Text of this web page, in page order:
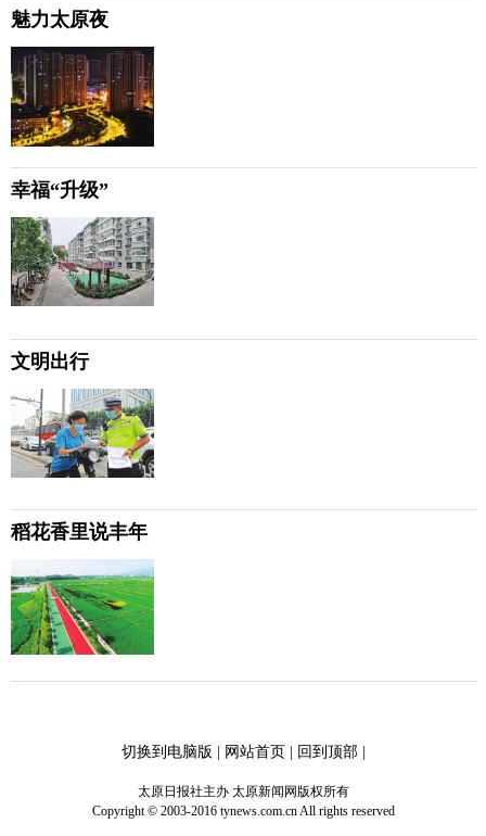
魅力太原夜
幸福“升级”
文明出行
稻花香里说丰年
切换到电脑版 | 网站首页| 回到顶部|
太原日报社主办 太原新闻网版权所有
Copyright © 2003-2016 tynews.com.cn All rights reserved